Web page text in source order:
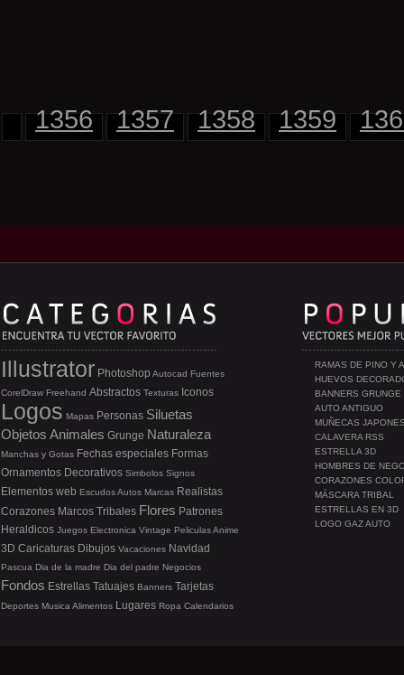
1356 1357 1358 1359
RAMAS DE PINO Y
HUEVOS
BANNERS GRUNGE
AUTO ANTIGUO
MUÑECAS
CALAVERA RSS
ESTRELLA 3D
HOMBRES DE
CORAZONES
MÁSCARA TRIBAL
ESTRELLAS EN 3D
LOGO GAZ AUTO
Illustrator Photoshop Autocad Fuentes
CorelDraw Freehand Abstractos Texturas Iconos
Logos Mapas Personas Siluetas
Objetos Animales Grunge Naturaleza
Manchas y Gotas Fechas especiales Formas
Ornamentos Decorativos Simbolos Signos
Elementos web EscudosAutos Marcas Realistas
Corazones Marcos Tribales Flores Patrones
Heraldicos Juegos Electronica Vintage PeliculasAnime
3D Caricaturas Dibujos Vacaciones Navidad
Pascua Dia de la madre Dia del padre Negocios
Fondos Estrellas Tatuajes Banners Tarjetas
Deportes Musica Alimentos Lugares Ropa Calendarios